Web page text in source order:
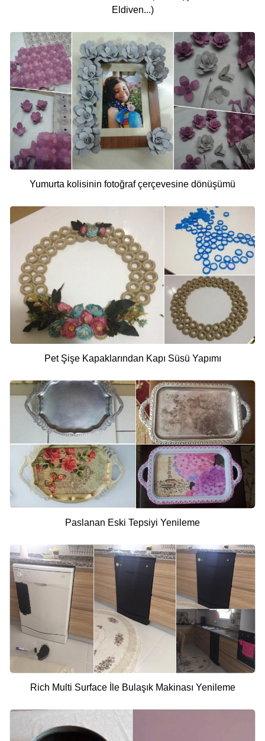
Eldiven...)
Yumurta kolisinin fotoğraf çerçevesine dönüşümü
Pet Şişe Kapaklarından Kapı Süsü Yapımı
Paslanan Eski Tepsiyi Yenileme
Rich Multi Surface İle Bulaşık Makinası Yenileme